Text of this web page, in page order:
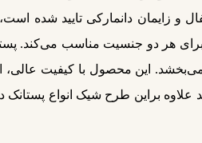
و زایمان دانمارکی تایید شده
می‌بخشد. این محصول با کیفیت
علاوه براین طرح شیک انواع